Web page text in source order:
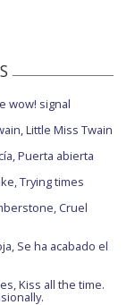
wow! signal
Little Miss Twain
Puerta abierta
Trying times
Cruel
Se ha acabado el
Kiss all the time.